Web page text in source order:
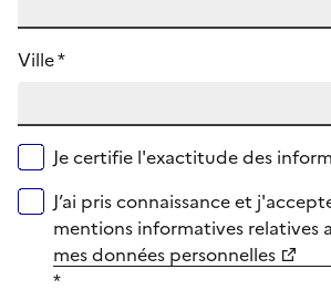
Ville *
Je certifie l'exactitude des
J’ai pris connaissance et
mentions informatives relatives
mes données personnelles
*